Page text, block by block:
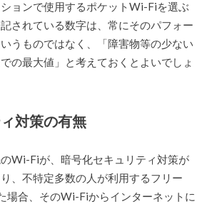
ョンで使用するポケットWi-Fiを選ぶ
されている数字は、常にそのパフォー
うものではなく、「障害物等の少ない
の最大値」と考えておくとよいでしょ
対策の有無
Wi-Fiが、暗号化セキュリティ対策が
、不特定多数の人が利用するフリー
場合、そのWi-Fiからインターネットに